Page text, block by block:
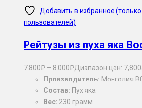
Добавить в избранное
пользователей)
Рейтузы из пуха яка
7,800₽ – 8,000₽Диапазон цен:
Производитель: Монголия
Состав: Пух яка
Вес: 230 грамм